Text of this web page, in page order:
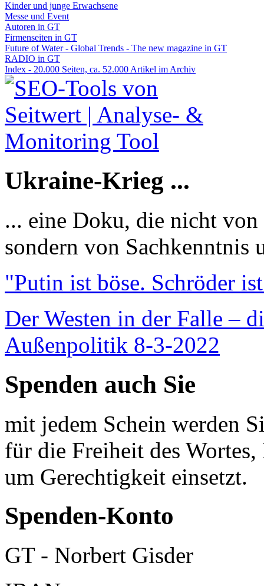
Kinder und junge Erwachsene
Messe und Event
Autoren in GT
Firmenseiten in GT
Future of Water - Global Trends - The new magazine in GT
RADIO in GT
Index - 20.000 Seiten, ca. 52.000 Artikel im Archiv
Ukraine-Krieg ...
... eine Doku, die nicht
sondern von Sachkenntnis
"Putin ist böse. Schröder
Der Westen in der Falle –
Außenpolitik 8-3-2022
Spenden auch Sie
mit jedem Schein werden
für die Freiheit des
um Gerechtigkeit einsetzt.
Spenden-Konto
GT - Norbert Gisder